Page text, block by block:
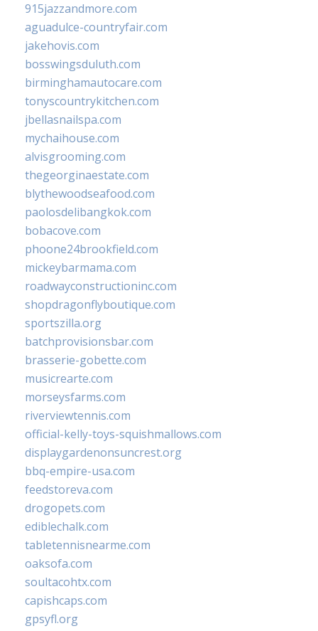
915jazzandmore.com
aguadulce-countryfair.com
jakehovis.com
bosswingsduluth.com
birminghamautocare.com
tonyscountrykitchen.com
jbellasnailspa.com
mychaihouse.com
alvisgrooming.com
thegeorginaestate.com
blythewoodseafood.com
paolosdelibangkok.com
bobacove.com
phoone24brookfield.com
mickeybarmama.com
roadwayconstructioninc.com
shopdragonflyboutique.com
sportszilla.org
batchprovisionsbar.com
brasserie-gobette.com
musicrearte.com
morseysfarms.com
riverviewtennis.com
official-kelly-toys-squishmallows.com
displaygardenonsuncrest.org
bbq-empire-usa.com
feedstoreva.com
drogopets.com
ediblechalk.com
tabletennisnearme.com
oaksofa.com
soultacohtx.com
capishcaps.com
gpsyfl.org